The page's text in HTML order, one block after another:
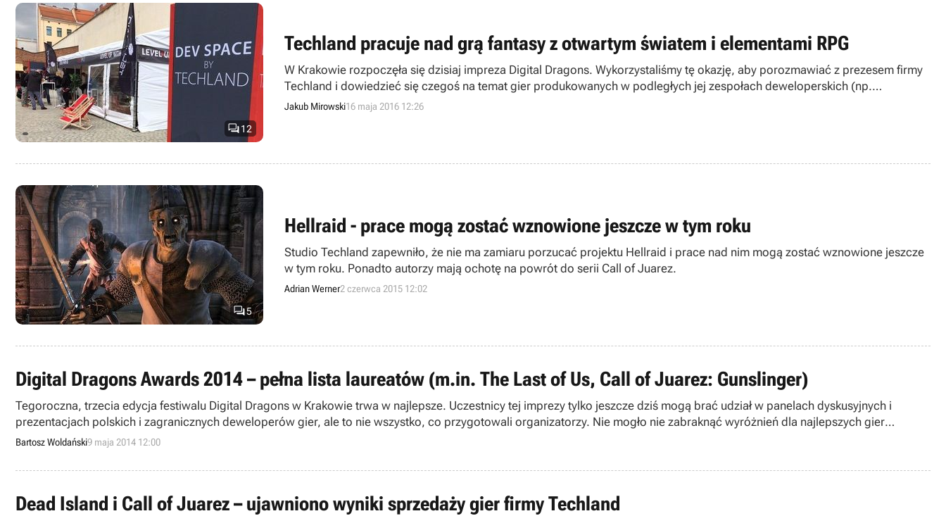
12
Techland pracuje nad grą fantasy z otwartym światem i elementami RPG
W Krakowie rozpoczęła się dzisiaj impreza Digital Dragons. Wykorzystaliśmy tę okazję, aby porozmawiać z prezesem firmy
Techland i dowiedzieć się czegoś na temat gier produkowanych w podległych jej zespołach deweloperskich (np.
zapytaliśmy o szanse na kontynuację serii Call of Juarez).
Jakub Mirowski16 maja 2016 12:26
5
Hellraid - prace mogą zostać wznowione jeszcze w tym roku
Studio Techland zapewniło, że nie ma zamiaru porzucać projektu Hellraid i prace nad nim mogą zostać wznowione jeszcze
w tym roku. Ponadto autorzy mają ochotę na powrót do serii Call of Juarez.
Adrian Werner2 czerwca 2015 12:02
Digital Dragons Awards 2014 – pełna lista laureatów (m.in. The Last of Us, Call of Juarez: Gunslinger)
Tegoroczna, trzecia edycja festiwalu Digital Dragons w Krakowie trwa w najlepsze. Uczestnicy tej imprezy tylko jeszcze dziś mogą brać udział w panelach dyskusyjnych i
prezentacjach polskich i zagranicznych deweloperów gier, ale to nie wszystko, co przygotowali organizatorzy. Nie mogło nie zabraknąć wyróżnień dla najlepszych gier
zeszłego roku w wybranych kategoriach. Wśród laureatów są m.in. The Last of Us, Call of Juarez: Gunslinger i State of Decay.
Bartosz Woldański9 maja 2014 12:00
Dead Island i Call of Juarez – ujawniono wyniki sprzedaży gier firmy Techland